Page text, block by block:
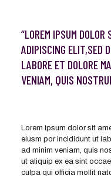
“LOREM IPSUM
ADIPISCING ELIT,SED
LABORE ET DOLORE
VENIAM, QUIS
Lorem ipsum dolor sit
eiusm por incididunt ut
ad minim veniam, quis
ut aliquip ex ea sint
culpa qui officia mollit